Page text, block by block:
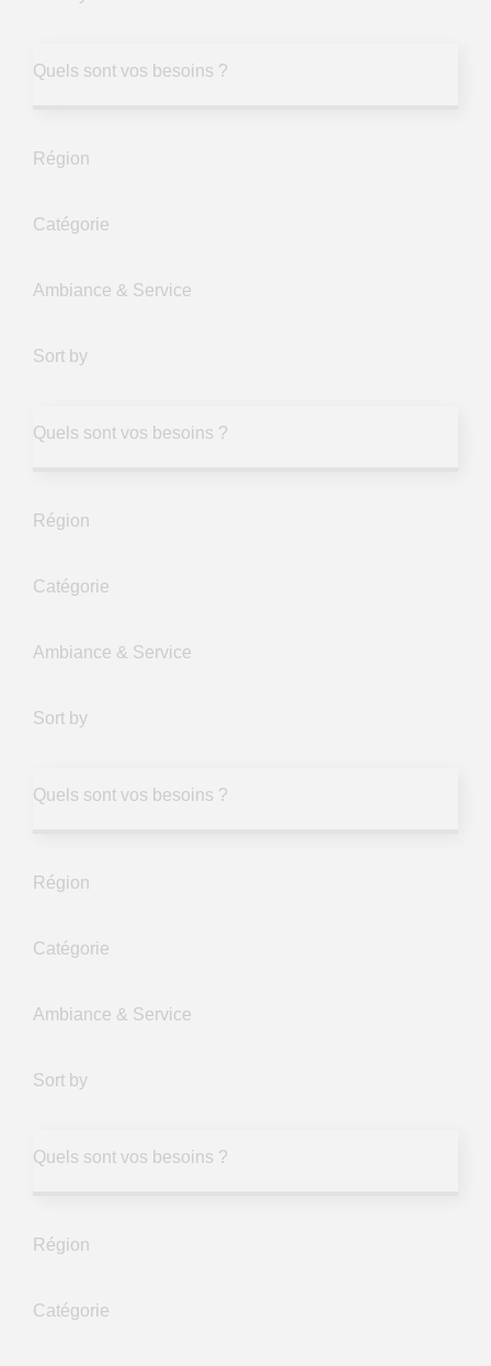
Quels sont vos besoins ?
Région
Catégorie
Ambiance & Service
Sort by
Quels sont vos besoins ?
Région
Catégorie
Ambiance & Service
Sort by
Quels sont vos besoins ?
Région
Catégorie
Ambiance & Service
Sort by
Quels sont vos besoins ?
Région
Catégorie